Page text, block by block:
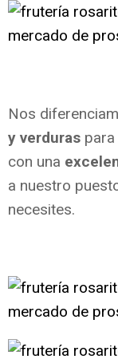
Nos
y verduras
con una
a nuestro
necesites.